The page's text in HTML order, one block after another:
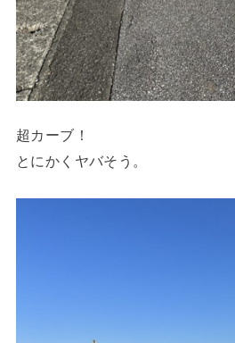
超カーブ！
とにかくヤバそう。